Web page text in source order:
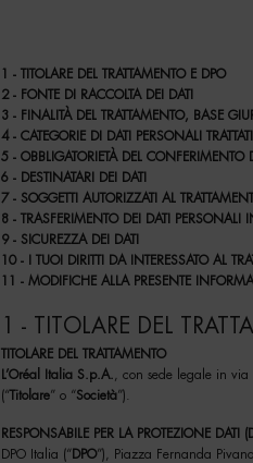
1 - TITOLARE DEL TRATTAMENTO E DPO
2 - FONTE DI RACCOLTA DEI DATI
3 - FINALITÀ DEL TRATTAMENTO, BASE
4 - CATEGORIE DI DATI PERSONALI TRATTATI
5 - OBBLIGATORIETÀ DEL CONFERIMENTO
6 - DESTINATARI DEI DATI
7 - SOGGETTI AUTORIZZATI AL
8 - TRASFERIMENTO DEI DATI PERSONALI
9 - SICUREZZA DEI DATI
10 - I TUOI DIRITTI DA INTERESSATO AL
11 - MODIFICHE ALLA PRESENTE
1 - TITOLARE DEL
TITOLARE DEL TRATTAMENTO
L’Oréal Italia S.p.A.
, con sede legale in
(“ Titolare” o “Società”).
RESPONSABILE PER LA PROTEZIONE DATI
DPO Italia (“ DPO”), Piazza Fernanda